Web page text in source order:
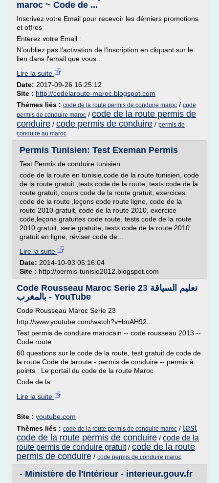
maroc ~ Code de ...
Inscrivez votre Email pour recevoir les dérniers promotions
et offres
Enterez votre Email :
N'oubliez pas l'activation de l'inscription en cliquant sur le
lien dans l'email que vous...
Lire la suite
Date: 2017-09-26 16:25:12
Site : http://codelaroute-maroc.blogspot.com
Thèmes liés : code de la route permis de conduire maroc / code
permis de conduire maroc / code de la route permis de
conduire / code permis de conduire / permis de
conduire au maroc
Permis Tunisien: Test Exeman Permis
Test Permis de conduire tunisien
code de la route en tunisie,code de la route tunisien, code
de la route gratuit ,tests code de la route, tests code de la
route gratuit, cours code de la route gratuit, exercices
code de la route ,leçons code route ligne, code de la
route 2010 gratuit, code de la route 2010, exercice
code,leçons gratuites code route, tests code de la route
2010 gratuit, serie gratuite, tests code de la route 2010
gratuit en ligne, réviser code de...
Lire la suite
Date: 2014-10-03 05:16:04
Site : http://permis-tunisie2012.blogspot.com
Code Rousseau Maroc Serie 23 تعليم السياقة
بالمغرب - YouTube
Code Rousseau Maroc Serie 23
http://www.youtube.com/watch?v=boAH92...
Test permis de conduire marocain -- code rousseau 2013 --
Code route
60 questions sur le code de la route, test gratuit de code de
la route Code de laroute - permis de conduire -- permis à
points : Le portail du code de la route Maroc
Code de la...
Lire la suite
Site : youtube.com
Thèmes liés : code de la route permis de conduire maroc / test
code de la route permis de conduire / code de la
route permis de conduire gratuit/ code de la route
permis de conduire / code permis de conduire maroc
- Ministère de l'Intérieur - interieur.gouv.fr